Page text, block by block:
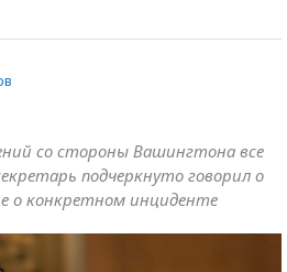
со стороны Вашингтона все
подчеркнуто говорил о
о конкретном инциденте